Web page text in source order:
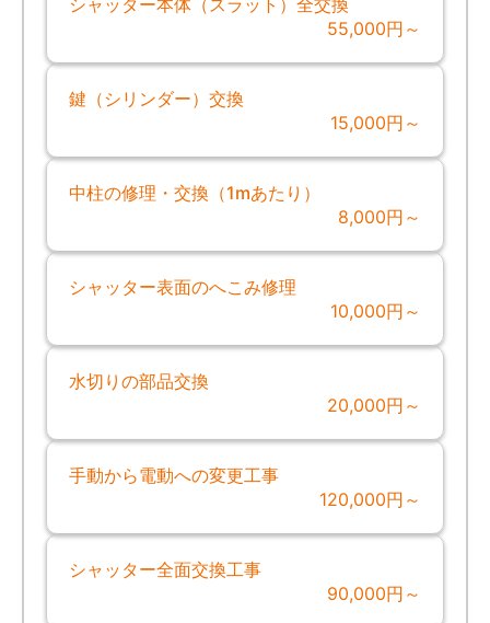
55,000円～
鍵（シリンダー）交換
15,000円～
中柱の修理・交換（1mあたり）
8,000円～
シャッター表面のへこみ修理
10,000円～
水切りの部品交換
20,000円～
手動から電動への変更工事
120,000円～
シャッター全面交換工事
90,000円～